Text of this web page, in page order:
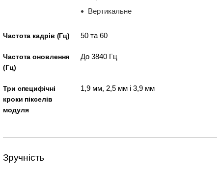
Вертикальне
Частота кадрів (Гц) 50 та 60
Частота оновлення
(Гц)
До 3840 Гц
Три специфічні
кроки пікселів
модуля
1,9 мм, 2,5 мм і 3,9 мм
Зручність